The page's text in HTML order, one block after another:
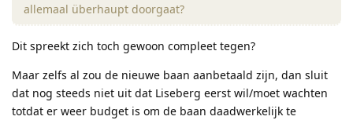
allemaal überhaupt doorgaat?
Dit spreekt zich toch gewoon compleet tegen?
Maar zelfs al zou de nieuwe baan aanbetaald zijn, dan sluit
dat nog steeds niet uit dat Liseberg eerst wil/moet wachten
totdat er weer budget is om de baan daadwerkelijk te